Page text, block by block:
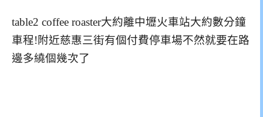
table2 coffee roaster大約離中壢火車站大約數分鐘
車程!附近慈惠三街有個付費停車場不然就要在路
邊多繞個幾次了